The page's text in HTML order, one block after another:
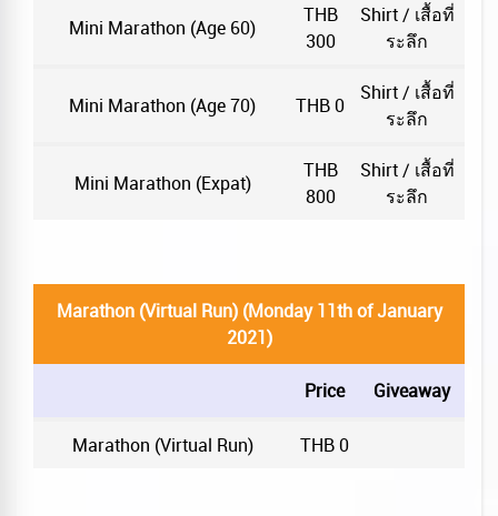
Mini Marathon (Age 60)
THB
300
Shirt / เสื้อที่
ระลึก
Mini Marathon (Age 70) THB 0
Shirt / เสื้อที่
ระลึก
Mini Marathon (Expat)
THB
800
Shirt / เสื้อที่
ระลึก
Marathon (Virtual Run) (Monday 11th of January
2021)
Price Giveaway
Marathon (Virtual Run) THB 0